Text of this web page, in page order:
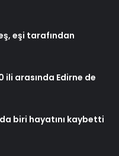
eşi tarafından
ili arasında Edirne de
biri hayatını kaybetti